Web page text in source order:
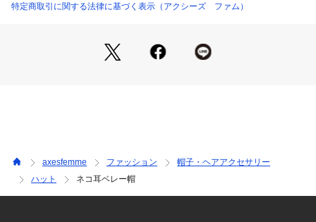
特定商取引に関する法律に基づく表示（アクシーズ ファム）
axesfemme ファッション
帽子・ヘアアクセサリー
ハット
ネコ耳ベレー帽